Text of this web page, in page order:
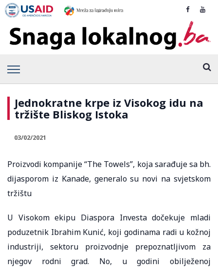
Jednokratne krpe iz Visokog idu na
tržište Bliskog Istoka
03/02/2021
Proizvodi kompanije “The Towels”, koja sarađuje sa bh.
dijasporom iz Kanade, generalo su novi na svjetskom
tržištu
U Visokom ekipu Diaspora Investa dočekuje mladi
poduzetnik Ibrahim Kunić, koji godinama radi u kožnoj
industriji, sektoru proizvodnje prepoznatljivom za
njegov rodni grad. No, u godini obilježenoj